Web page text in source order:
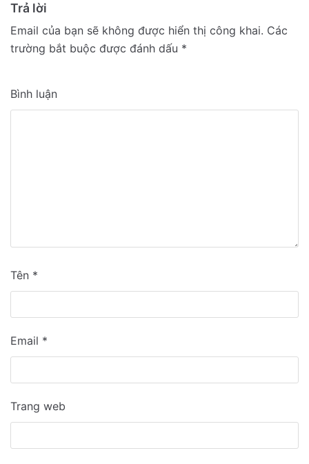
Trả lời
Email của bạn sẽ không được hiển thị công khai. Các
trường bắt buộc được đánh dấu *
Bình luận
Tên *
Email *
Trang web